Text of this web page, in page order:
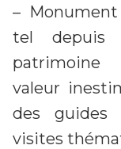
–
tel depuis
patrimoine
valeur
des guides
visites